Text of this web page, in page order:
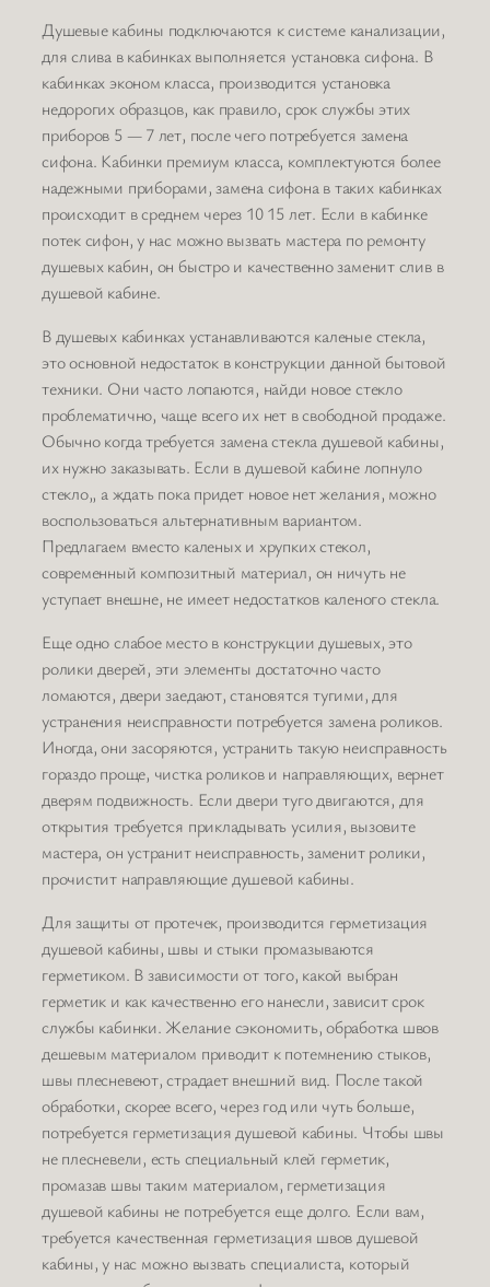
Душевые кабины подключаются к системе канализации,
для слива в кабинках выполняется установка сифона. В
кабинках эконом класса, производится установка
недорогих образцов, как правило, срок службы этих
приборов 5 — 7 лет, после чего потребуется замена
сифона. Кабинки премиум класса, комплектуются более
надежными приборами, замена сифона в таких кабинках
происходит в среднем через 10 15 лет. Если в кабинке
потек сифон, у нас можно вызвать мастера по ремонту
душевых кабин, он быстро и качественно заменит слив в
душевой кабине.
В душевых кабинках устанавливаются каленые стекла,
это основной недостаток в конструкции данной бытовой
техники. Они часто лопаются, найди новое стекло
проблематично, чаще всего их нет в свободной продаже.
Обычно когда требуется замена стекла душевой кабины,
их нужно заказывать. Если в душевой кабине лопнуло
стекло,, а ждать пока придет новое нет желания, можно
воспользоваться альтернативным вариантом.
Предлагаем вместо каленых и хрупких стекол,
современный композитный материал, он ничуть не
уступает внешне, не имеет недостатков каленого стекла.
Еще одно слабое место в конструкции душевых, это
ролики дверей, эти элементы достаточно часто
ломаются, двери заедают, становятся тугими, для
устранения неисправности потребуется замена роликов.
Иногда, они засоряются, устранить такую неисправность
гораздо проще, чистка роликов и направляющих, вернет
дверям подвижность. Если двери туго двигаются, для
открытия требуется прикладывать усилия, вызовите
мастера, он устранит неисправность, заменит ролики,
прочистит направляющие душевой кабины.
Для защиты от протечек, производится герметизация
душевой кабины, швы и стыки промазываются
герметиком. В зависимости от того, какой выбран
герметик и как качественно его нанесли, зависит срок
службы кабинки. Желание сэкономить, обработка швов
дешевым материалом приводит к потемнению стыков,
швы плесневеют, страдает внешний вид. После такой
обработки, скорее всего, через год или чуть больше,
потребуется герметизация душевой кабины. Чтобы швы
не плесневели, есть специальный клей герметик,
промазав швы таким материалом, герметизация
душевой кабины не потребуется еще долго. Если вам,
требуется качественная герметизация швов душевой
кабины, у нас можно вызвать специалиста, который